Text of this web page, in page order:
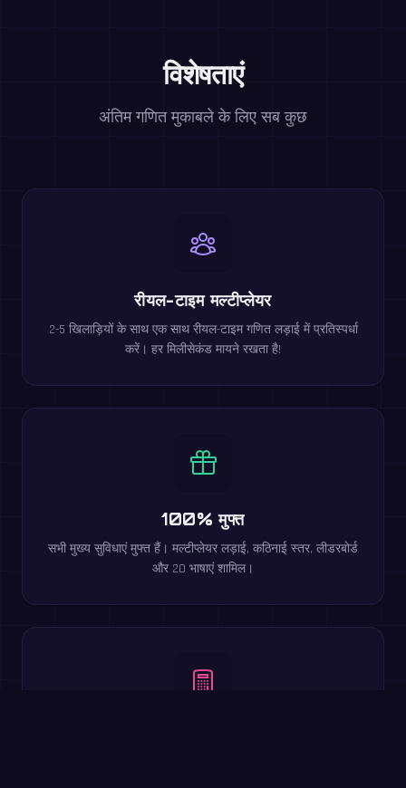
विशेषताएं
अंतिम गणित मुकाबले के लिए सब कुछ
रीयल-टाइम मल्टीप्लेयर
2-5 खिलाड़ियों के साथ एक साथ रीयल-टाइम गणित लड़ाई में प्रतिस्पर्धा
करें। हर मिलीसेकंड मायने रखता है!
100% मुफ्त
सभी मुख्य सुविधाएं मुफ्त हैं। मल्टीप्लेयर लड़ाई, कठिनाई स्तर, लीडरबोर्ड
और 20 भाषाएं शामिल।